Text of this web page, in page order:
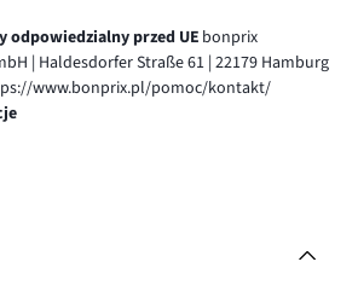
odpowiedzialny przed UE bonprix
| Haldesdorfer Straße 61 | 22179 Hamburg
www.bonprix.pl/pomoc/kontakt/